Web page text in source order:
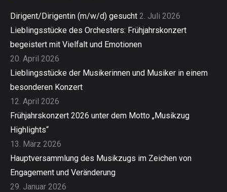
Dirigent/Dirigentin (m/w/d) gesucht 2. Juli 2026
Lieblingsstücke des Orchesters: Frühjahrskonzert
begeistert mit Vielfalt und Emotionen
20. April 2026
Lieblingsstücke der Musikerinnen und Musiker in einem
besonderen Konzert
12. April 2026
Frühjahrskonzert 2026 unter dem Motto „Musikzug
Highlights“
13. März 2026
Hauptversammlung des Musikzugs im Zeichen von
Engagement und Veränderung
29. Januar 2026